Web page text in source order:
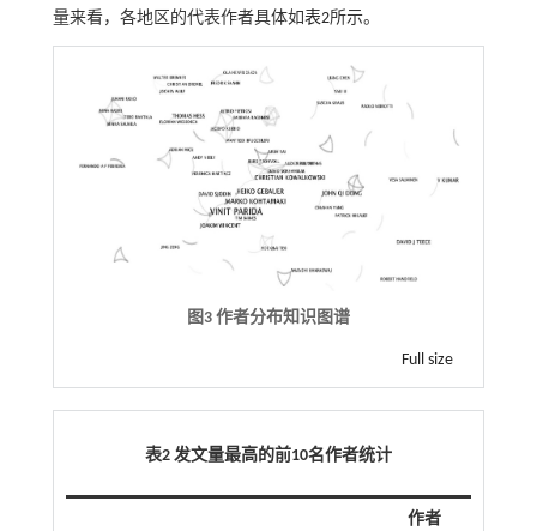
量来看，各地区的代表作者具体如表2所示。
图3 作者分布知识图谱
Full size
表2 发文量最高的前10名作者统计
作者